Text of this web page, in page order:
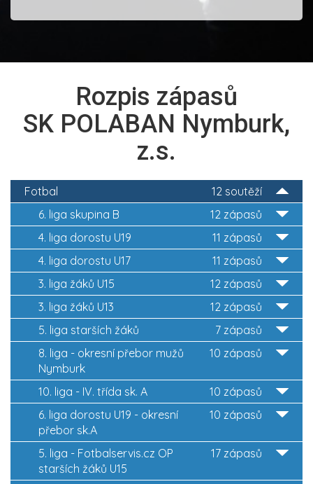
Rozpis zápasů
SK POLABAN Nymburk,
z.s.
12 soutěží
Fotbal
12 zápasů
6. liga skupina B
11 zápasů
4. liga dorostu U19
11 zápasů
4. liga dorostu U17
12 zápasů
3. liga žáků U15
12 zápasů
3. liga žáků U13
7 zápasů
5. liga starších žáků
10 zápasů
8. liga - okresní přebor mužů
Nymburk
10 zápasů
10. liga - IV. třída sk. A
10 zápasů
6. liga dorostu U19 - okresní
přebor sk.A
17 zápasů
5. liga - Fotbalservis.cz OP
starších žáků U15